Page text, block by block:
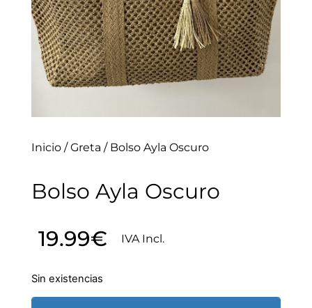
Inicio/Greta / Bolso Ayla Oscuro
Bolso Ayla Oscuro
19.99€ IVA Incl.
Sin existencias